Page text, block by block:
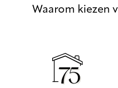
Waarom kiezen